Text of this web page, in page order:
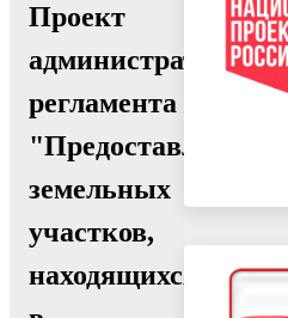
Проект
административного
регламента
"Предоставление
земельных
участков,
находящихся